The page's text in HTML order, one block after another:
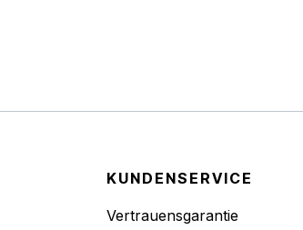
KUNDENSERVICE
Vertrauensgarantie